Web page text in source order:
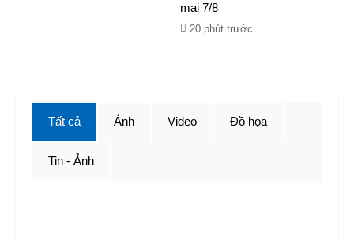
mai 7/8
20 phút trước
Tất cả Ảnh Video Đồ họa
Tin - Ảnh